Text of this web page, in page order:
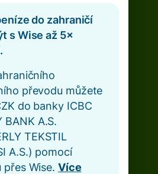
do zahraničí
s Wise až 5×
převodu můžete
do banky ICBC
BANK A.S.
TEKSTIL
A.S.) pomocí
přes Wise. Více